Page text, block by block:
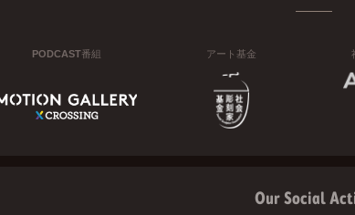
PODCAST番組 アート基金
Our Social